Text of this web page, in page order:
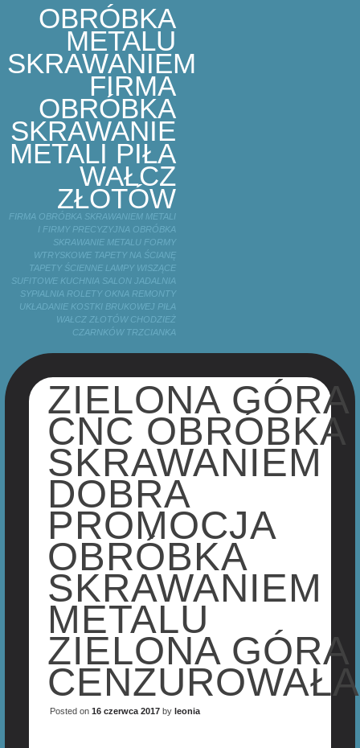
OBRÓBKA
METALU
SKRAWANIEM
FIRMA
OBRÓBKA
SKRAWANIE
METALI PIŁA
WAŁCZ
ZŁOTÓW
FIRMA OBRÓBKA SKRAWANIEM METALI
I FIRMY PRECYZYJNA OBRÓBKA
SKRAWANIE METALU FORMY
WTRYSKOWE TAPETY NA ŚCIANĘ
TAPETY ŚCIENNE LAMPY WISZĄCE
SUFITOWE KUCHNIA SALON JADALNIA
SYPIALNIA ROLETY OKNA REMONTY
UKŁADANIE KOSTKI BRUKOWEJ PIŁA
WAŁCZ ZŁOTÓW CHODZIEŻ
CZARNKÓW TRZCIANKA
ZIELONA GÓRA
CNC OBRÓBKA
SKRAWANIEM
DOBRA
PROMOCJA
OBRÓBKA
SKRAWANIEM
METALU
ZIELONA GÓRA
CENZUROWAŁA
Posted on 16 czerwca 2017by leonia